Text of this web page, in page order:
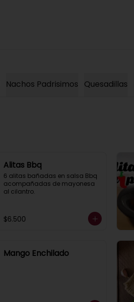
Nachos Padrisimos Quesadillas
Alitas Bbq
6 alitas bañadas en salsa Bbq
acompañadas de mayonesa
al cilantro.
$6.500
Mango Enchilado